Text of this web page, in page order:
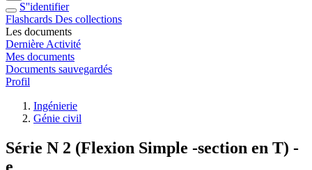
S''identifier
Flashcards Des collections
Les documents
Dernière Activité
Mes documents
Documents sauvegardés
Profil
Ingénierie
Génie civil
Série N 2 (Flexion Simple -section en T) -